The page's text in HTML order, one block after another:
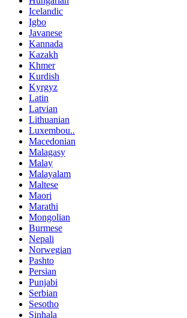
Icelandic
Igbo
Javanese
Kannada
Kazakh
Khmer
Kurdish
Kyrgyz
Latin
Latvian
Lithuanian
Luxembou..
Macedonian
Malagasy
Malay
Malayalam
Maltese
Maori
Marathi
Mongolian
Burmese
Nepali
Norwegian
Pashto
Persian
Punjabi
Serbian
Sesotho
Sinhala